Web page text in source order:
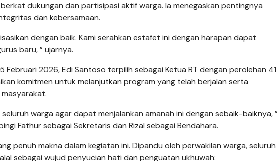
dukungan dan partisipasi aktif warga. Ia menegaskan pentingnya
dan kebersamaan.
dengan baik. Kami serahkan estafet ini dengan harapan dapat
baru, ” ujarnya.
Februari 2026, Edi Santoso terpilih sebagai Ketua RT dengan perolehan 41
komitmen untuk melanjutkan program yang telah berjalan serta
warga agar dapat menjalankan amanah ini dengan sebaik-baiknya, ”
Fathur sebagai Sekretaris dan Rizal sebagai Bendahara.
penuh makna dalam kegiatan ini. Dipandu oleh perwakilan warga, seluruh
sebagai wujud penyucian hati dan penguatan ukhuwah: